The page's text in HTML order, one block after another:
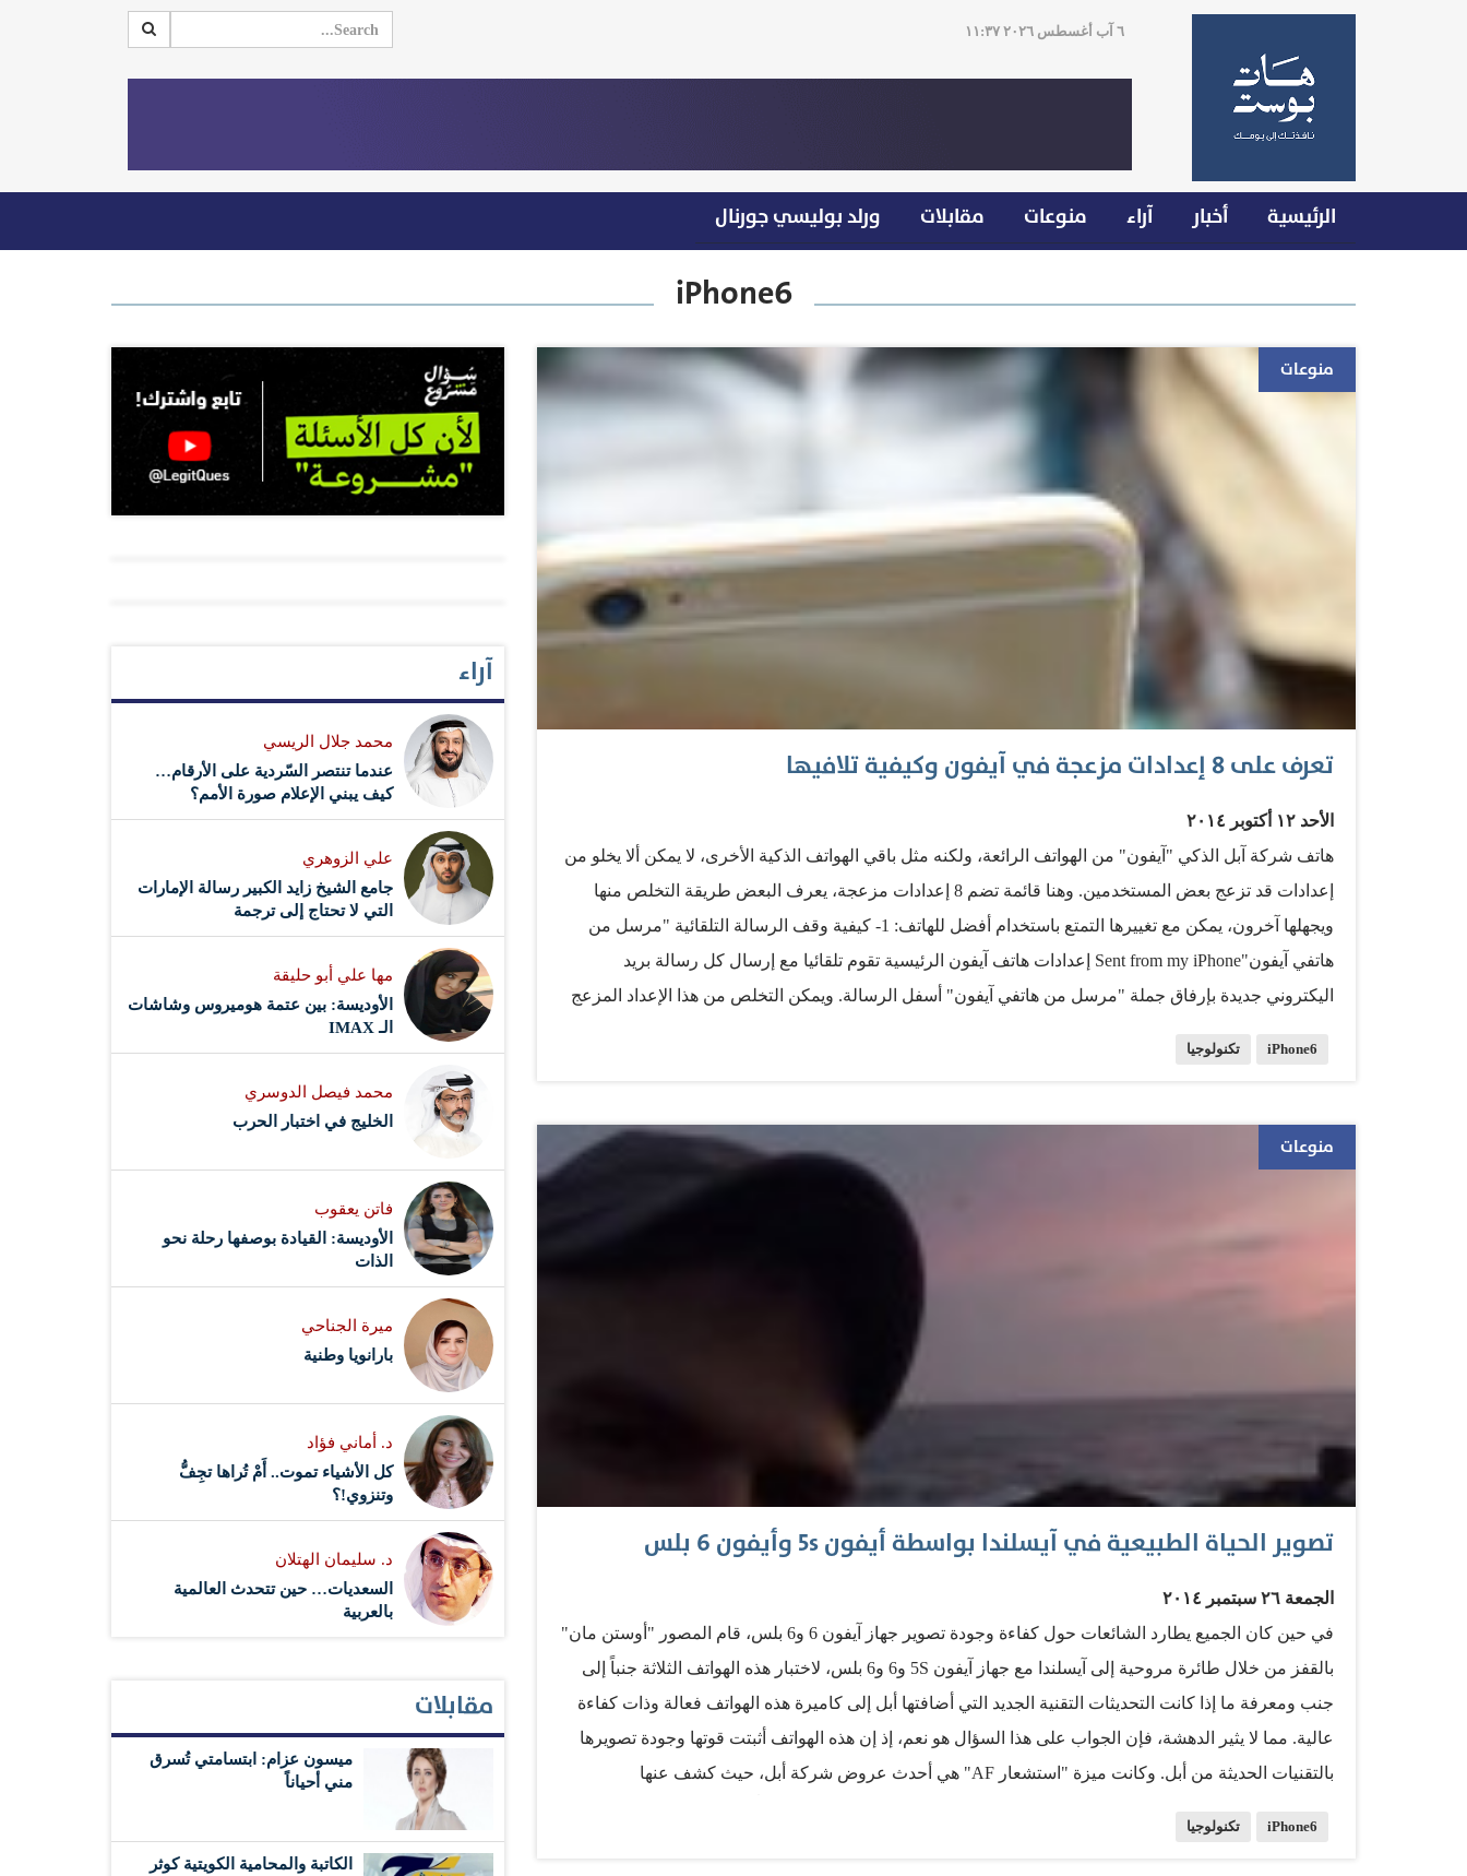
٦ آب أغسطس ٢٠٢٦ ١١:٣٧
الرئيسية أخبار آراء منوعات مقابلات ورلد بوليسي جورنال
iPhone6
منوعات
تعرف على 8 إعدادات مزعجة في آيفون وكيفية تلافيها
الأحد ١٢ أكتوبر ٢٠١٤
هاتف شركة آبل الذكي "آيفون" من الهواتف الرائعة، ولكنه مثل باقي الهواتف الذكية الأخرى، لا يمكن ألا يخلو من
إعدادات قد تزعج بعض المستخدمين. وهنا قائمة تضم 8 إعدادات مزعجة، يعرف البعض طريقة التخلص منها
ويجهلها آخرون، يمكن مع تغييرها التمتع باستخدام أفضل للهاتف: 1- كيفية وقف الرسالة التلقائية "مرسل من
هاتفي آيفون"Sent from my iPhone إعدادات هاتف آيفون الرئيسية تقوم تلقائيا مع إرسال كل رسالة بريد
اليكتروني جديدة بإرفاق جملة "مرسل من هاتفي آيفون" أسفل الرسالة. ويمكن التخلص من هذا الإعداد المزعج
Sounds، وبعدها Sounds and Vibration Patterns، ثم اختيار ما هو ليس Opening أو Note. 3- وضع التطبيقات داخل
ملف خاص توجد بعض التطبيقات المحملة على هواتف آيفون لا يمكن إزالتها أو محوها، وقد لا يحتاجها الكثيرون
من المستخدمين، مثل تطبيقات الأوراق المالية والألعاب، في هذه الحالة يمكن تجميع كل التطبيقات التي لا يحتاج
المستخدم إليها بالوقوف عليها بإصبع اليد ثم نقلها إلى ملف آخر داخل الشاشة…
iPhone6 تكنولوجيا
منوعات
تصوير الحياة الطبيعية في آيسلندا بواسطة أيفون 5s وأيفون 6 بلس
الجمعة ٢٦ سبتمبر ٢٠١٤
في حين كان الجميع يطارد الشائعات حول كفاءة وجودة تصوير جهاز آيفون 6 و6 بلس، قام المصور "أوستن مان"
بالقفز من خلال طائرة مروحية إلى آيسلندا مع جهاز آيفون 5S و6 و6 بلس، لاختبار هذه الهواتف الثلاثة جنباً إلى
جنب ومعرفة ما إذا كانت التحديثات التقنية الجديد التي أضافتها أبل إلى كاميرة هذه الهواتف فعالة وذات كفاءة
عالية. مما لا يثير الدهشة، فإن الجواب على هذا السؤال هو نعم، إذ إن هذه الهواتف أثبتت قوتها وجودة تصويرها
بالتقنيات الحديثة من أبل. وكانت ميزة "استشعار AF" هي أحدث عروض شركة أبل، حيث كشف عنها
iPhone6 تكنولوجيا
آراء
محمد جلال الريسي
عندما تنتصر السّردية على الأرقام…
كيف يبني الإعلام صورة الأمم؟
علي الزوهري
جامع الشيخ زايد الكبير رسالة الإمارات
التي لا تحتاج إلى ترجمة
مها علي أبو حليقة
الأوديسة: بين عتمة هوميروس وشاشات
الـ IMAX
محمد فيصل الدوسري ​
‏الخليج في اختبار الحرب
فاتن يعقوب
الأوديسة: القيادة بوصفها رحلة نحو
الذات
ميرة الجناحي
بارانويا وطنية
د. أماني فؤاد
كل الأشياء تموت.. أَمْ تُراها تجِفُّ
وتنزوي!؟
د. سليمان الهتلان
السعديات… حين تتحدث العالمية
بالعربية
مقابلات
ميسون عزام: ابتسامتي تُسرق
مني أحياناً
الكاتبة والمحامية الكويتية كوثر